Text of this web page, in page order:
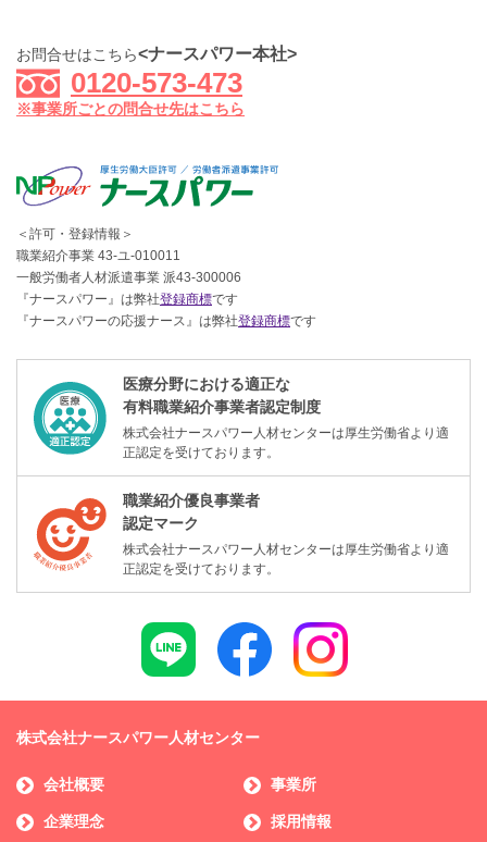
お問合せはこちら<ナースパワー本社>
0120-573-473
※事業所ごとの問合せ先はこちら
＜許可・登録情報＞
職業紹介事業 43-ユ-010011
一般労働者人材派遣事業 派43-300006
『ナースパワー』は弊社登録商標です
『ナースパワーの応援ナース』は弊社登録商標です
医療分野における適正な
有料職業紹介事業者認定制度
株式会社ナースパワー人材センターは厚生労働省より適
正認定を受けております。
職業紹介優良事業者
認定マーク
株式会社ナースパワー人材センターは厚生労働省より適
正認定を受けております。
株式会社ナースパワー人材センター
会社概要 事業所
企業理念 採用情報